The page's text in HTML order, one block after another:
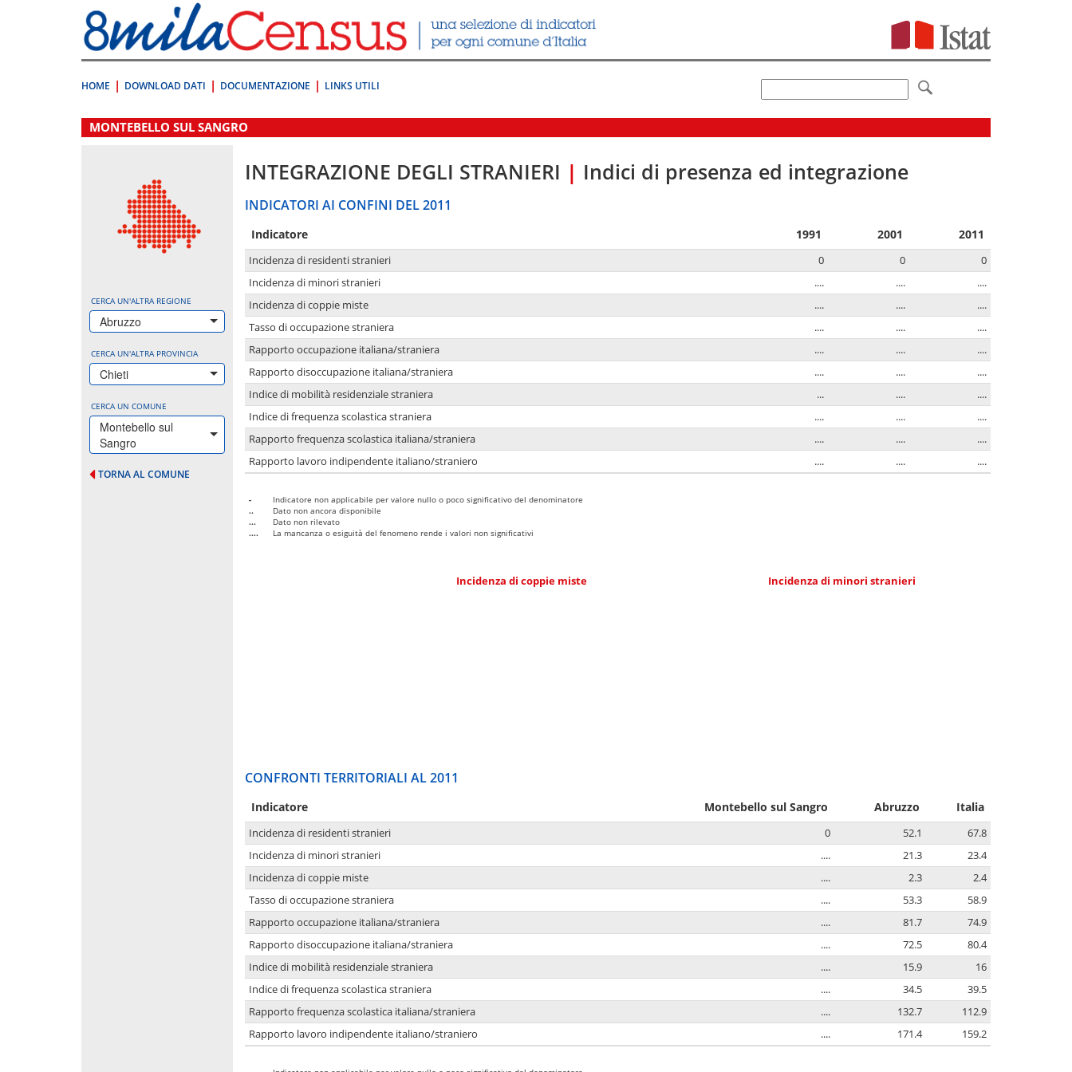
direttamente
a:
Contenuto
HOME DOWNLOAD DATI DOCUMENTAZIONE LINKS UTILI
.
MONTEBELLO SUL SANGRO
CERCA UN'ALTRA REGIONE
Abruzzo
CERCA UN'ALTRA PROVINCIA
Chieti
CERCA UN COMUNE
Montebello sul
Sangro
TORNA AL COMUNE
INTEGRAZIONE DEGLI STRANIERI | Indici di presenza ed integrazione
INDICATORI AI CONFINI DEL 2011
Indicatore 1991 2001 2011
Incidenza di residenti stranieri 0 0
0
Incidenza di minori stranieri
.... ....
....
Incidenza di coppie miste
.... ....
....
Tasso di occupazione straniera
.... ....
....
Rapporto occupazione italiana/straniera
.... ....
....
Rapporto disoccupazione italiana/straniera
.... ....
....
Indice di mobilità residenziale straniera
... ....
....
Indice di frequenza scolastica straniera
.... ....
....
Rapporto frequenza scolastica italiana/straniera
.... ....
....
Rapporto lavoro indipendente italiano/straniero
.... .... ....
-
Indicatore non applicabile per valore nullo o poco significativo del denominatore
..
Dato non ancora disponibile
...
Dato non rilevato
....
La mancanza o esiguità del fenomeno rende i valori non significativi
Incidenza di coppie miste Incidenza di minori stranieri
CONFRONTI TERRITORIALI AL 2011
Indicatore Montebello sul Sangro Abruzzo Italia
Incidenza di residenti stranieri 0 52.1
67.8
Incidenza di minori stranieri
.... 21.3
23.4
Incidenza di coppie miste
.... 2.3
2.4
Tasso di occupazione straniera
.... 53.3
58.9
Rapporto occupazione italiana/straniera
.... 81.7
74.9
Rapporto disoccupazione italiana/straniera
.... 72.5
80.4
Indice di mobilità residenziale straniera
.... 15.9
16
Indice di frequenza scolastica straniera
.... 34.5
39.5
Rapporto frequenza scolastica italiana/straniera
.... 132.7
112.9
Rapporto lavoro indipendente italiano/straniero
.... 171.4 159.2